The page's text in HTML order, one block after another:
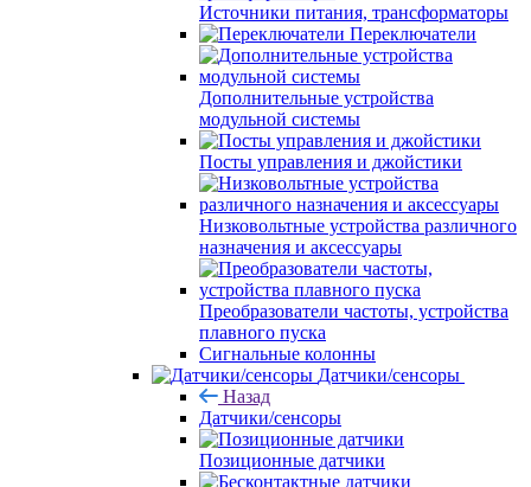
Источники питания, трансформаторы
Переключатели
Дополнительные устройства
модульной системы
Посты управления и джойстики
Низковольтные устройства различного
назначения и аксессуары
Преобразователи частоты, устройства
плавного пуска
Сигнальные колонны
Датчики/сенсоры
Назад
Датчики/сенсоры
Позиционные датчики